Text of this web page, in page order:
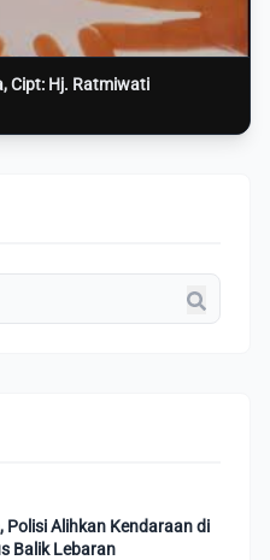
Cipt: Hj. Ratmiwati
Polisi Alihkan Kendaraan di
Balik Lebaran